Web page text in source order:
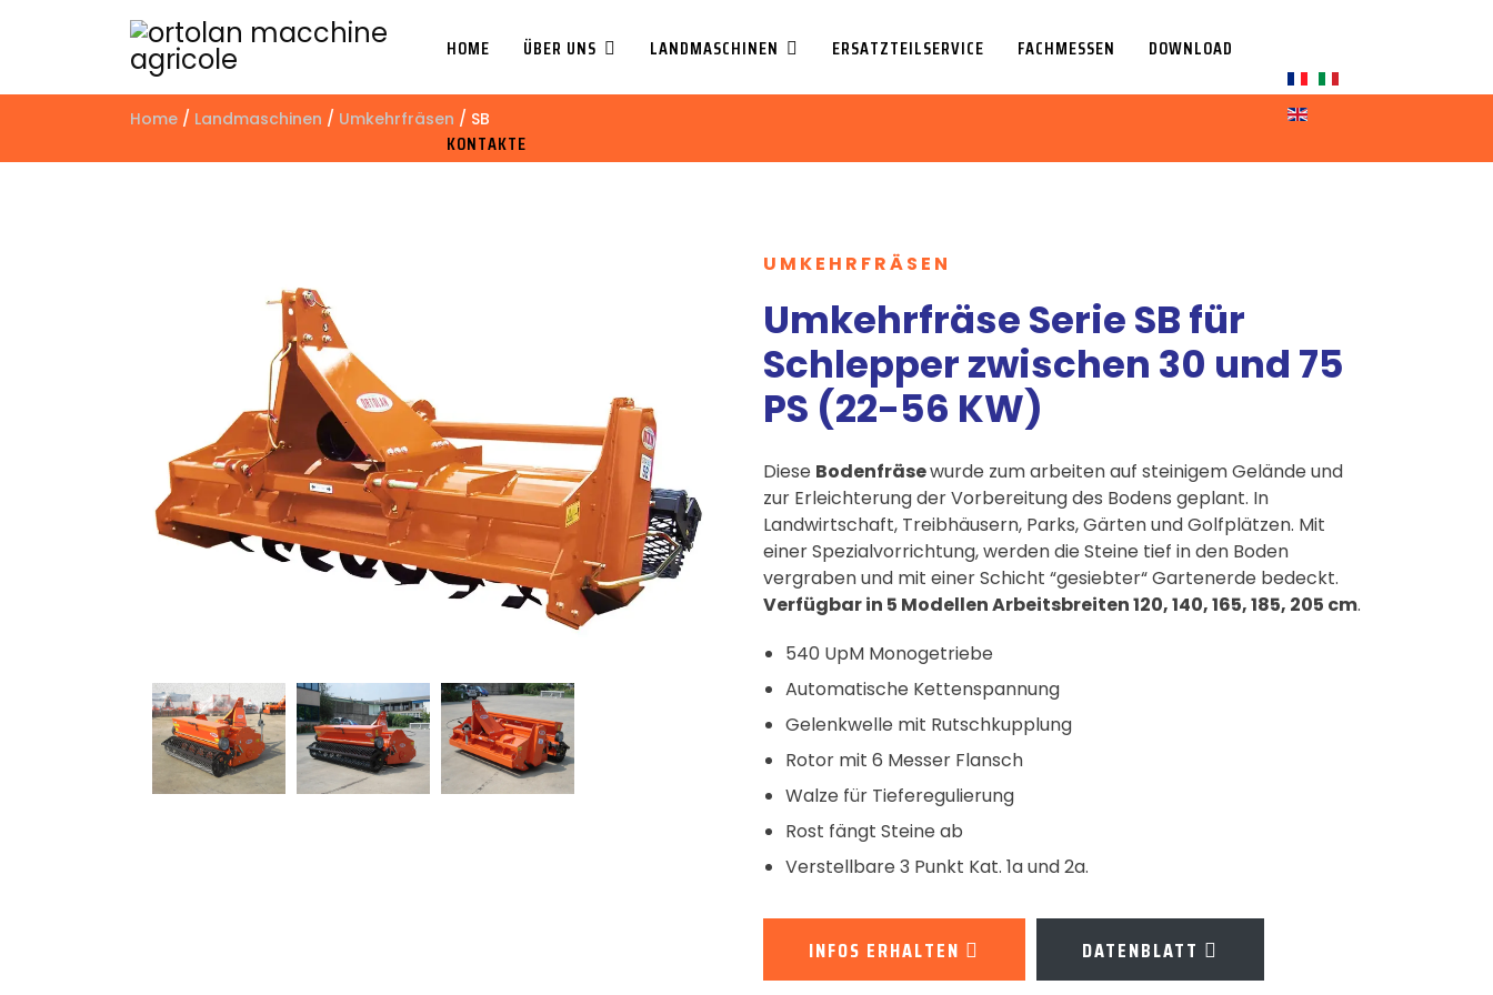
HOME ÜBER UNS LANDMASCHINEN ERSATZTEILSERVICE FACHMESSEN DOWNLOAD
KONTAKTE
Sprache auswählen
Home / Landmaschinen / Umkehrfräsen / SB
UMKEHRFRÄSEN
Umkehrfräse Serie SB für
Schlepper zwischen 30 und 75
PS (22-56 KW)
Diese Bodenfräsewurde zum arbeiten auf steinigem Gelände und
zur Erleichterung der Vorbereitung des Bodens geplant. In
Landwirtschaft, Treibhäusern, Parks, Gärten und Golfplätzen. Mit
einer Spezialvorrichtung, werden die Steine tief in den Boden
vergraben und mit einer Schicht “gesiebter“ Gartenerde bedeckt.
Verfügbar in 5 Modellen Arbeitsbreiten 120, 140, 165, 185, 205 cm.
540 UpM Monogetriebe
Automatische Kettenspannung
Gelenkwelle mit Rutschkupplung
Rotor mit 6 Messer Flansch
Walze für Tieferegulierung
Rost fängt Steine ab
Verstellbare 3 Punkt Kat. 1a und 2a.
INFOS ERHALTEN DATENBLATT